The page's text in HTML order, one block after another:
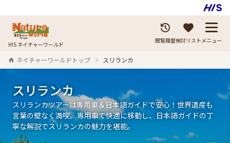
HIS ネイチャーワールド 閲覧履歴検討リストメニュー
ネイチャーワールドトップ スリランカ
スリランカ
スリランカツアーは専用車＆日本語ガイドで安心！世界遺産も
言葉の壁なく満喫。専用車で快適に移動し、日本語ガイドの丁
寧な解説でスリランカの魅力を堪能。